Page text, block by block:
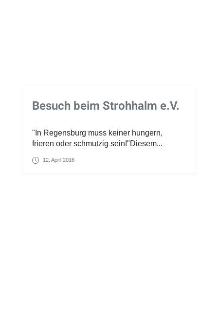
Besuch beim Strohhalm e.V.
"In Regensburg muss keiner hungern,
frieren oder schmutzig sein!"Diesem...
12. April 2016